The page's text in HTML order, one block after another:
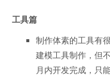
工具篇
制作体素的工具有
建模工具制作，但
月内开发完成，只